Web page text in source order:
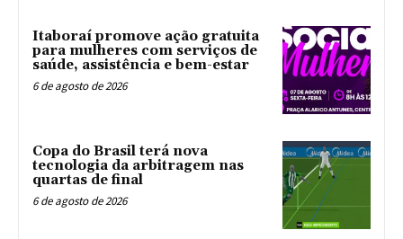
Itaboraí promove ação gratuita
para mulheres com serviços de
saúde, assistência e bem-estar
6 de agosto de 2026
Copa do Brasil terá nova
tecnologia da arbitragem nas
quartas de final
6 de agosto de 2026